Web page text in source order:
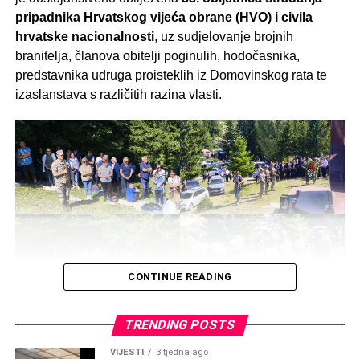
pripadnika Hrvatskog vijeća obrane (HVO) i civila
hrvatske nacionalnosti, uz sudjelovanje brojnih
branitelja, članova obitelji poginulih, hodočasnika,
predstavnika udruga proisteklih iz Domovinskog rata te
izaslanstava s različitih razina vlasti.
CONTINUE READING
TRENDING POSTS
VIJESTI 3 tjedna ago